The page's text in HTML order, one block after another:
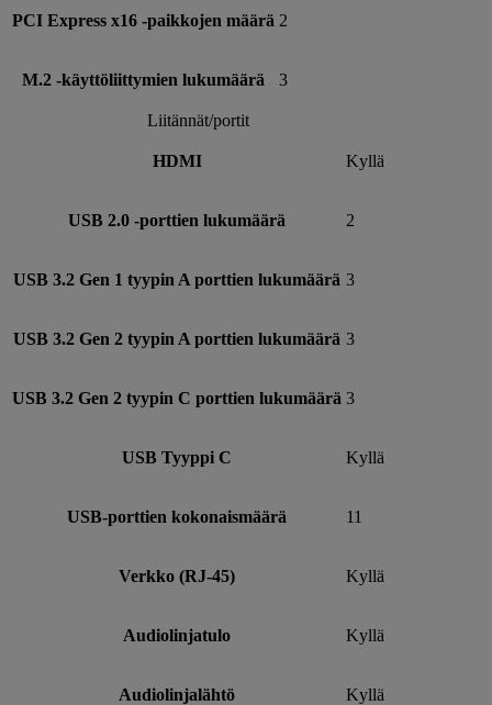
PCI Express x16 -paikkojen määrä 2
M.2 -käyttöliittymien lukumäärä 3
Liitännät/portit
HDMI Kyllä
USB 2.0 -porttien lukumäärä 2
USB 3.2 Gen 1 tyypin A porttien lukumäärä 3
USB 3.2 Gen 2 tyypin A porttien lukumäärä 3
USB 3.2 Gen 2 tyypin C porttien lukumäärä 3
USB Tyyppi C Kyllä
USB-porttien kokonaismäärä 11
Verkko (RJ-45) Kyllä
Audiolinjatulo Kyllä
Audiolinjalähtö Kyllä